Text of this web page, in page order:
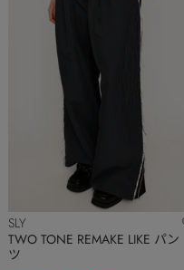
SLY
TWO TONE REMAKE LIKE パン
ツ